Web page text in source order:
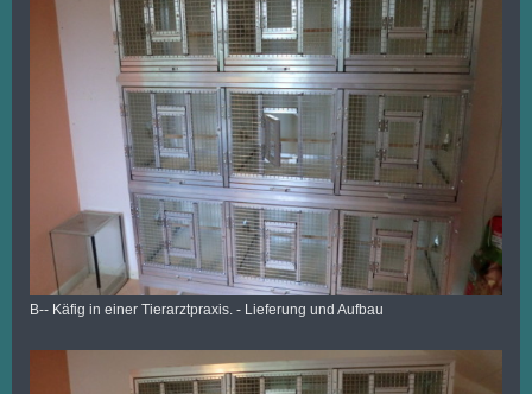
B-- Käfig in einer Tierarztpraxis. - Lieferung und Aufbau